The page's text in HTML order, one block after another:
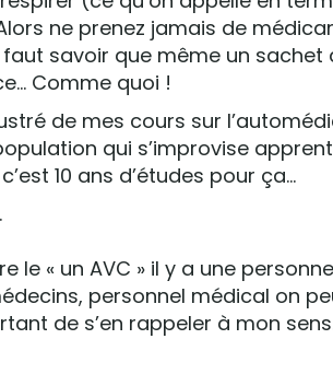
ne prenez jamais de
faut savoir que même un
Comme quoi !
de mes cours sur
qui s’improvise
10 ans d’études pour ça…
le « un AVC » il y a une
personnel médical on
de s’en rappeler à mon